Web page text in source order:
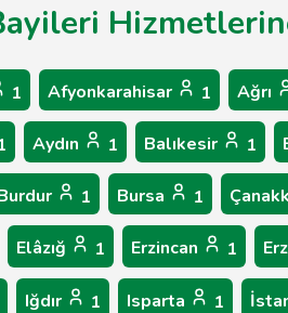
1 Afyonkarahisar 1 Ağrı
Aydın 1 Balıkesir 1
1 Bursa 1
Elâzığ 1 Erzincan 1
Iğdır 1 Isparta 1